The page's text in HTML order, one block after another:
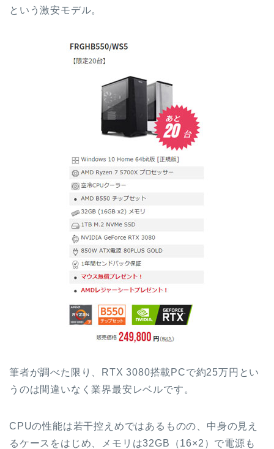
という激安モデル。
筆者が調べた限り、RTX 3080搭載PCで約25万円とい
うのは間違いなく業界最安レベルです。
CPUの性能は若干控えめではあるものの、中身の見え
るケースをはじめ、メモリは32GB（16×2）で電源も